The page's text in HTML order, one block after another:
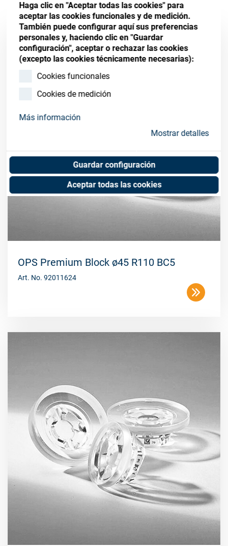
Haga clic en "Aceptar todas las cookies" para
aceptar las cookies funcionales y de medición.
También puede configurar aquí sus preferencias
personales y, haciendo clic en "Guardar
configuración", aceptar o rechazar las cookies
(excepto las cookies técnicamente necesarias):
Cookies funcionales
Cookies de medición
Más información
Mostrar detalles
Guardar configuración
Aceptar todas las cookies
OPS Premium R110(7 results)
OPS Premium Block ø45 R110 BC5
Art. No. 92011624